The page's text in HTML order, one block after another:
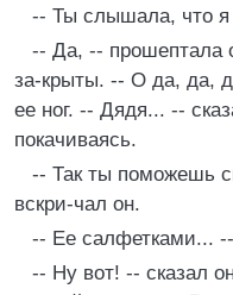
-- Ты слышала, что я
-- Да, -- прошептала
за-крыты. -- О да, да,
ее ног. -- Дядя... --
покачиваясь.
-- Так ты поможешь
вскри-чал он.
-- Ее салфетками...
-- Ну вот! -- сказал